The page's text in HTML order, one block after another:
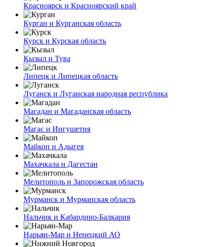
Красноярск и Красноярский край
Курган и Курганская область
Курск и Курская область
Кызыл и Тува
Липецк и Липецкая область
Луганск и Луганская народная республика
Магадан и Магаданская область
Магас и Ингушетия
Майкоп и Адыгея
Махачкала и Дагестан
Мелитополь и Запорожская область
Мурманск и Мурманская область
Нальчик и Кабардино-Балкария
Нарьян-Мар и Ненецкий АО